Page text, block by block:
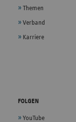
Themen
Verband
Karriere
FOLGEN
YouTube